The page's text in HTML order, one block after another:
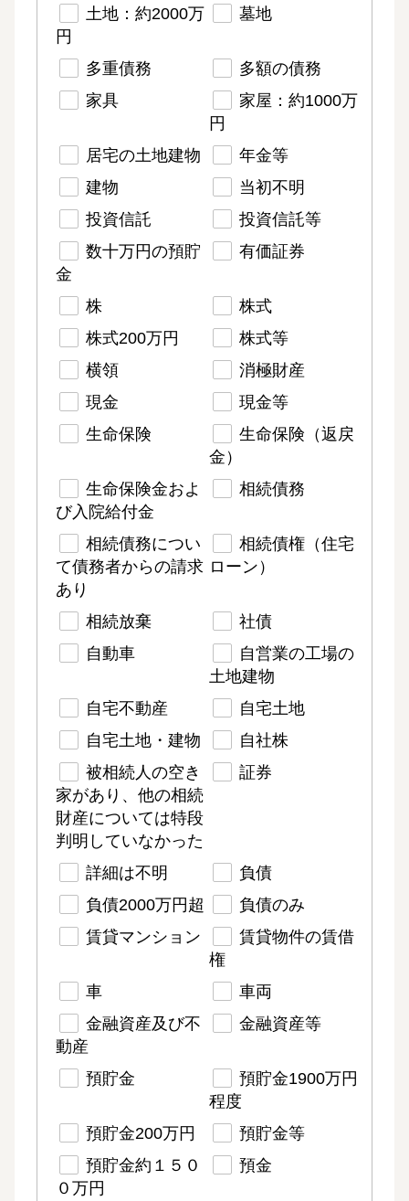
土地：約2000万
円
墓地
多重債務
多額の債務
家具
家屋：約1000万
円
居宅の土地建物
年金等
建物
当初不明
投資信託
投資信託等
数十万円の預貯
金
有価証券
株
株式
株式200万円
株式等
横領
消極財産
現金
現金等
生命保険
生命保険（返戻
金）
生命保険金およ
び入院給付金
相続債務
相続債務につい
て債務者からの請求
あり
相続債権（住宅
ローン）
相続放棄
社債
自動車
自営業の工場の
土地建物
自宅不動産
自宅土地
自宅土地・建物
自社株
被相続人の空き
家があり、他の相続
財産については特段
判明していなかった
証券
詳細は不明
負債
負債2000万円超
負債のみ
賃貸マンション
賃貸物件の賃借
権
車
車両
金融資産及び不
動産
金融資産等
預貯金
預貯金1900万円
程度
預貯金200万円
預貯金等
預貯金約１５０
０万円
預金